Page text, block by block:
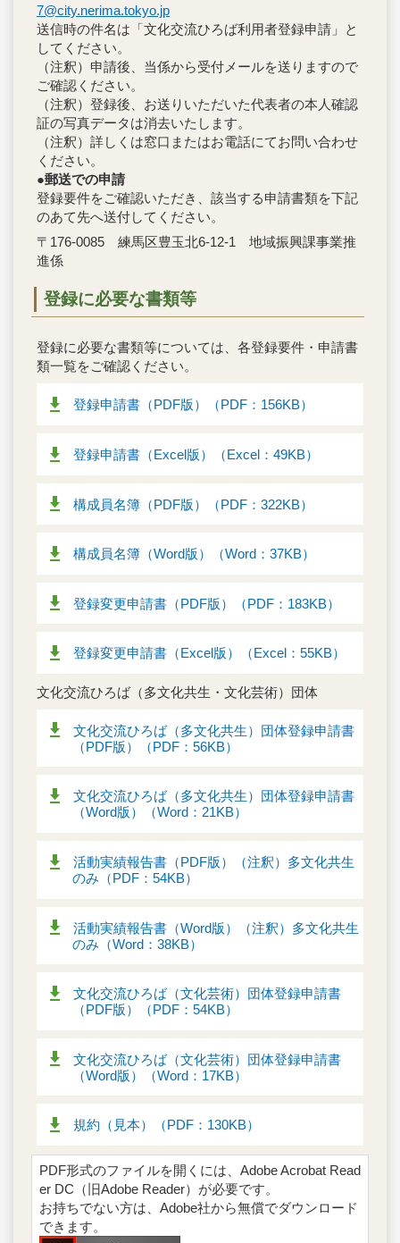
7@city.nerima.tokyo.jp
送信時の件名は「文化交流ひろば利用者登録申請」と
してください。
（注釈）申請後、当係から受付メールを送りますので
ご確認ください。
（注釈）登録後、お送りいただいた代表者の本人確認
証の写真データは消去いたします。
（注釈）詳しくは窓口またはお電話にてお問い合わせ
ください。
●郵送での申請
登録要件をご確認いただき、該当する申請書類を下記
のあて先へ送付してください。
〒176-0085 練馬区豊玉北6-12-1 地域振興課事業推
進係
登録に必要な書類等
登録に必要な書類等については、各登録要件・申請書
類一覧をご確認ください。
登録申請書（PDF版）（PDF：156KB）
登録申請書（Excel版）（Excel：49KB）
構成員名簿（PDF版）（PDF：322KB）
構成員名簿（Word版）（Word：37KB）
登録変更申請書（PDF版）（PDF：183KB）
登録変更申請書（Excel版）（Excel：55KB）
文化交流ひろば（多文化共生・文化芸術）団体
文化交流ひろば（多文化共生）団体登録申請書
（PDF版）（PDF：56KB）
文化交流ひろば（多文化共生）団体登録申請書
（Word版）（Word：21KB）
活動実績報告書（PDF版）（注釈）多文化共生
のみ（PDF：54KB）
活動実績報告書（Word版）（注釈）多文化共生
のみ（Word：38KB）
文化交流ひろば（文化芸術）団体登録申請書
（PDF版）（PDF：54KB）
文化交流ひろば（文化芸術）団体登録申請書
（Word版）（Word：17KB）
規約（見本）（PDF：130KB）
PDF形式のファイルを開くには、Adobe Acrobat Read
er DC（旧Adobe Reader）が必要です。
お持ちでない方は、Adobe社から無償でダウンロード
できます。